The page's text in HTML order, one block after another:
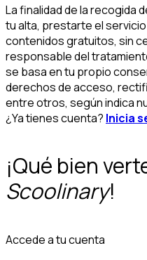
La finalidad de la recogida
tu alta, prestarte el
contenidos gratuitos, sin
responsable del
se basa en tu propio
derechos de acceso,
entre otros, según indica
¿Ya tienes cuenta? Inicia
¡Qué bien
Scoolinary!
Accede a tu cuenta